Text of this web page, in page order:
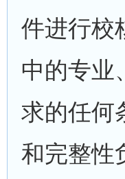
件进行校
中的专业
求的任何
和完整性